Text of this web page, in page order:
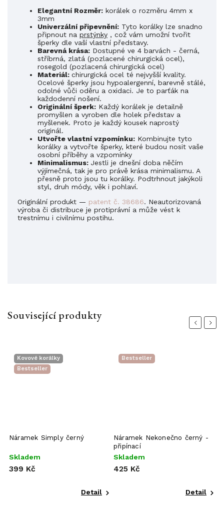
Elegantní Rozměr: korálek o rozměru 4mm x
3mm
Univerzální připevnění: Tyto korálky lze snadno
připnout na prstýnky , což vám umožní tvořit
šperky dle vaší vlastní představy.
Barevná krása: Dostupné ve 4 barvách - černá,
stříbrná, zlatá (pozlacené chirurgická ocel),
rosegold (pozlacená chirurgická ocel)
Materiál: chirurgická ocel té nejvyšší kvality.
Ocelové šperky jsou hypoalergenní, barevně stálé,
odolné vůči oděru a oxidaci. Je to parťák na
každodenní nošení.
Originální šperk: Každý korálek je detailně
promyšlen a vyroben dle holek představ a
myšlenek. Proto je každý kousek naprostý
originál.
Utvořte vlastní vzpomínku: Kombinujte tyto
korálky a vytvořte šperky, které budou nosit vaše
osobní příběhy a vzpomínky
Minimalismus: Jestli je dnešní doba něčím
výjímečná, tak je pro právě krása minimalismu. A
přesně proto jsou tu korálky. Podtrhnout jakýkoli
styl, druh módy, věk i pohlaví.
Originální produkt — patent č. 38686. Neautorizovaná
výroba či distribuce je protiprávní a může vést k
trestnímu i civilnímu postihu.
Související produkty
Previous
Kovové korálky
Bestseller
Náramek Simply černý
Skladem
399 Kč
Detail
Bestseller
Náramek Nekonečno černý -
připínací
Skladem
425 Kč
Detail
Next